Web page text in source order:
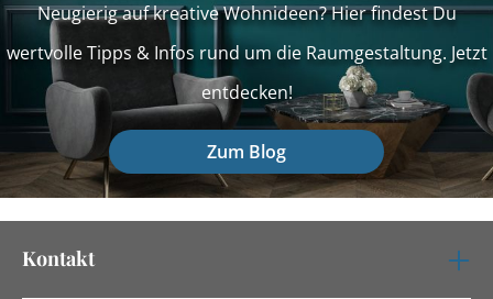
Neugierig auf kreative Wohnideen? Hier findest Du
wertvolle Tipps & Infos rund um die Raumgestaltung. Jetzt
entdecken!
Zum Blog
Kontakt